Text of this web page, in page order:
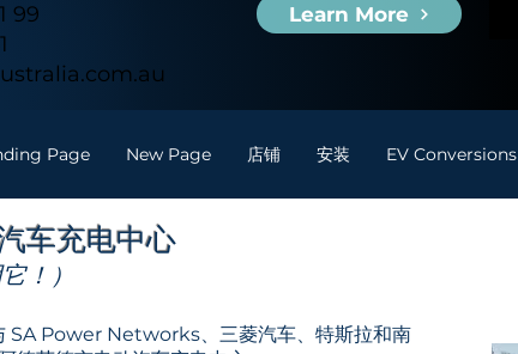
99
Learn More
Page New Page 店铺 安装 EV Conversions
车充电中心
！）
SA Power Networks、三菱汽车、特斯拉和南